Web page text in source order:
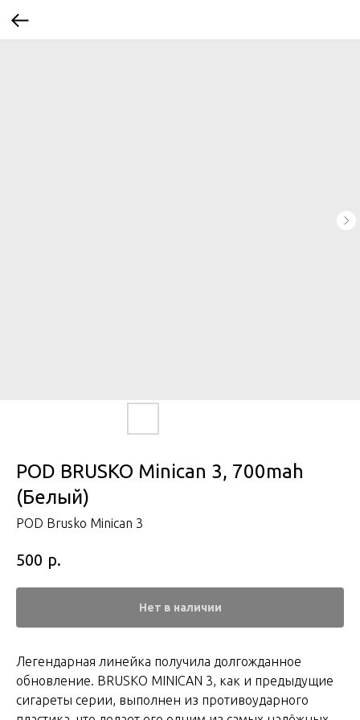
POD BRUSKO Minican 3, 700mah
(Белый)
POD Brusko Minican 3
500 р.
Нет в наличии
Легендарная линейка получила долгожданное
обновление. BRUSKO MINICAN 3, как и предыдущие
сигареты серии, выполнен из противоударного